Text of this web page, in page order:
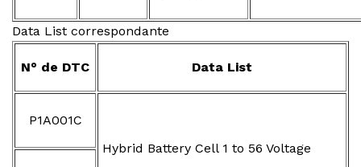
Data List correspondante
N° de DTC Data List
P1A001C
Hybrid Battery Cell 1 to 56 Voltage